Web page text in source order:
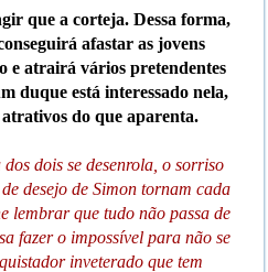
que a corteja. Dessa forma,
afastar as jovens
e atrairá vários pretendentes
duque está interessado nela,
do que aparenta.
dois se desenrola, o sorriso
desejo de Simon tornam cada
lembrar que tudo não passa de
fazer o impossível para não se
inveterado que tem